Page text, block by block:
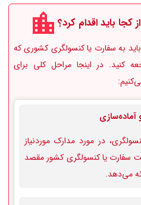
باید اقدام کرد؟
به سفارت یا کنسولگری کشوری که
کنید. در اینجا مراحل کلی برای
آماده‌سازی
در مورد مدارک موردنیاز
سفارت یا کنسولگری کشور مقصد
می‌دهد.